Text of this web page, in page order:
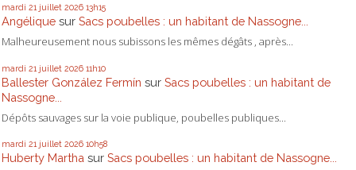
mardi 21 juillet 2026 13h15
Angélique sur Sacs poubelles : un habitant de Nassogne...
Malheureusement nous subissons les mêmes dégâts , après...
mardi 21 juillet 2026 11h10
Ballester González Fermín sur Sacs poubelles : un habitant de
Nassogne...
Dépôts sauvages sur la voie publique, poubelles publiques...
mardi 21 juillet 2026 10h58
Huberty Martha sur Sacs poubelles : un habitant de Nassogne...